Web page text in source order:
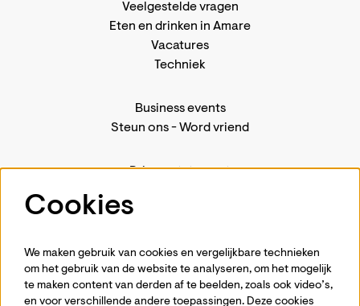
Veelgestelde vragen
Eten en drinken in Amare
Vacatures
Techniek
Business events
Steun ons-Word vriend
Privacystatement
Volg ons
Cookies
We maken gebruik van cookies en vergelijkbare technieken
om het gebruik van de website te analyseren, om het mogelijk
te maken content van derden af te beelden, zoals ook video’s,
en voor verschillende andere toepassingen. Deze cookies